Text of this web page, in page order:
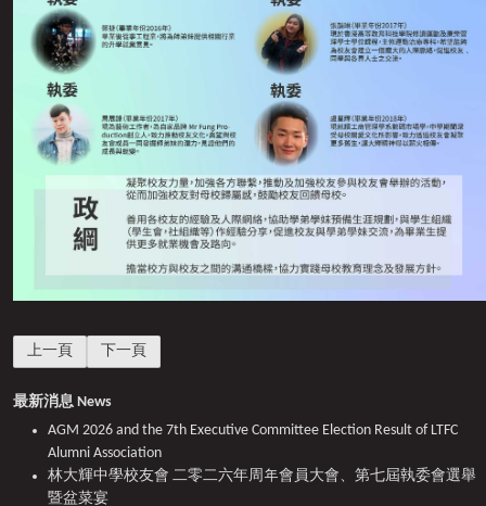
上一篇文章: 林大輝中學校友會第五屆執委會選舉結果
上一頁 下一篇文章: 校友會第四屆執委會選舉開票日已於 2020年
下一頁
最新消息 News
AGM 2026 and the 7th Executive Committee Election Result of LTFC
Alumni Association
林大輝中學校友會 二零二六年周年會員大會、第七屆執委會選舉
暨盆菜宴